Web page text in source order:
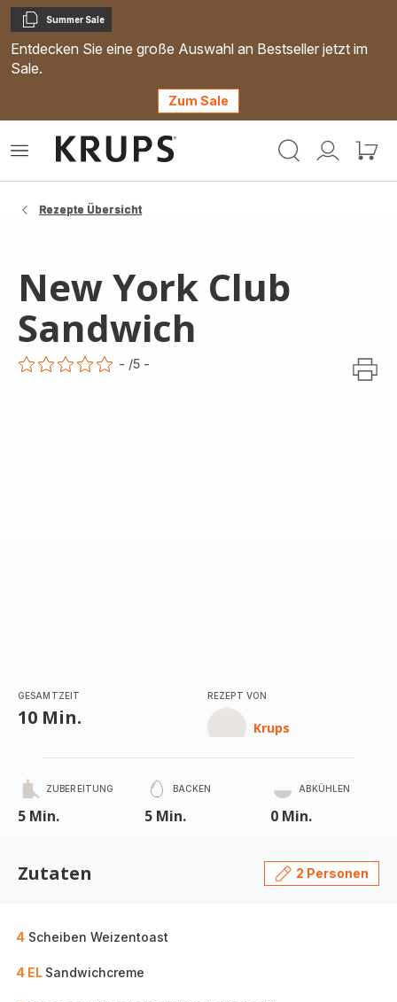
Kopieren
Summer Sale
Entdecken Sie eine große Auswahl an Bestseller jetzt im
Sale.
Zum Sale
Mein
Mein
Das
Rezepte Übersicht
New York Club
Sandwich
- /5 -
GESAMTZEIT
10 Min.
REZEPT VON
Krups
ZUBEREITUNG
5 Min.
BACKEN
5 Min.
ABKÜHLEN
0 Min.
Zutaten 2 Personen
4 Scheiben Weizentoast
4 EL Sandwichcreme